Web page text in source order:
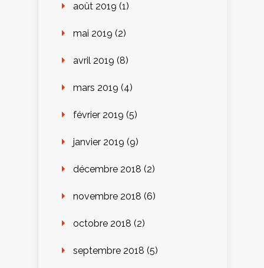
août 2019 (1)
mai 2019 (2)
avril 2019 (8)
mars 2019 (4)
février 2019 (5)
janvier 2019 (9)
décembre 2018 (2)
novembre 2018 (6)
octobre 2018 (2)
septembre 2018 (5)